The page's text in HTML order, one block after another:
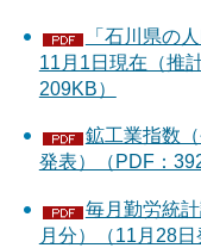
「石川県の
11月1日現在（推
209KB）
鉱工業指数
発表）（PDF：
毎月勤労統
月分）（11月28